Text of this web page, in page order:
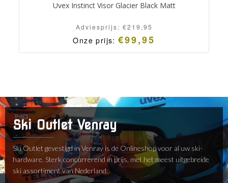
Ski Outlet Venray
Ski Outlet gevestigd in Venray is de Onlineshop voor al uw ski-
hardware. Sterk concurrerend in prijs, met het meest uitgebreide
ski assortiment van Nederland.
Uvex Instinct Visor Glacier Black Matt
Adviesprijs: €219,95
Onze prijs:€99,95